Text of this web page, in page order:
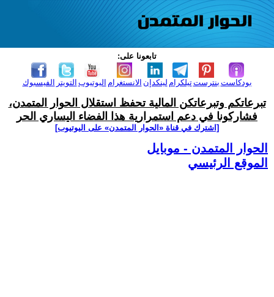
تابعونا على:
الفيسبوك التويتر اليوتيوب الانستغرام لينكدإن تيلكرامبنترست بودكاست
تبرعاتكم وتبرعاتكن المالية تحفظ استقلال الحوار المتمدن،
فشاركونا في دعم استمرارية هذا الفضاء اليساري الحر
[اشترك في قناة ‫«الحوار المتمدن» على اليوتيوب]
الحوار المتمدن - موبايل
الموقع الرئيسي